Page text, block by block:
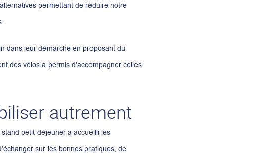
permettant de réduire notre
dans leur démarche en proposant du
des vélos a permis d’accompagner celles
autrement
petit-déjeuner a accueilli les
sur les bonnes pratiques, de